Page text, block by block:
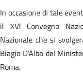
In occasione di tale
il XVI Convegno
Nazionale che si
Biagio D'Alba del
Roma.